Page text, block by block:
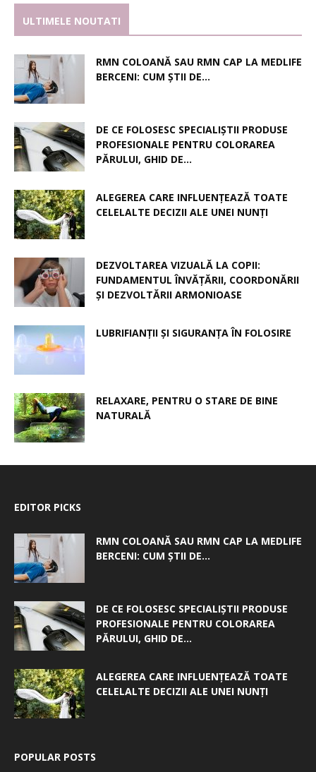
ULTIMELE NOUTATI
RMN COLOANĂ SAU RMN CAP LA MEDLIFE
BERCENI: CUM ȘTII DE...
DE CE FOLOSESC SPECIALIȘTII PRODUSE
PROFESIONALE PENTRU COLORAREA
PĂRULUI, GHID DE...
ALEGEREA CARE INFLUENȚEAZĂ TOATE
CELELALTE DECIZII ALE UNEI NUNȚI
DEZVOLTAREA VIZUALĂ LA COPII:
FUNDAMENTUL ÎNVĂȚĂRII, COORDONĂRII
ȘI DEZVOLTĂRII ARMONIOASE
LUBRIFIANȚII ȘI SIGURANȚA ÎN FOLOSIRE
RELAXARE, PENTRU O STARE DE BINE
NATURALĂ
EDITOR PICKS
RMN COLOANĂ SAU RMN CAP LA MEDLIFE
BERCENI: CUM ȘTII DE...
DE CE FOLOSESC SPECIALIȘTII PRODUSE
PROFESIONALE PENTRU COLORAREA
PĂRULUI, GHID DE...
ALEGEREA CARE INFLUENȚEAZĂ TOATE
CELELALTE DECIZII ALE UNEI NUNȚI
POPULAR POSTS